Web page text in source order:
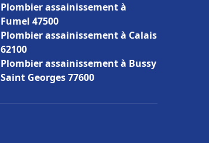
Plombier assainissement à
Fumel 47500
Plombier assainissement à Calais
62100
Plombier assainissement à Bussy
Saint Georges 77600